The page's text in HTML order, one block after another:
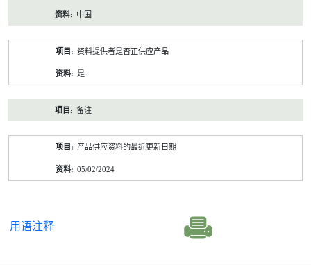
中国
资料提供者是否正供应产品
是
备注
产品供应资料的最近更新日期
05/02/2024
用语注释